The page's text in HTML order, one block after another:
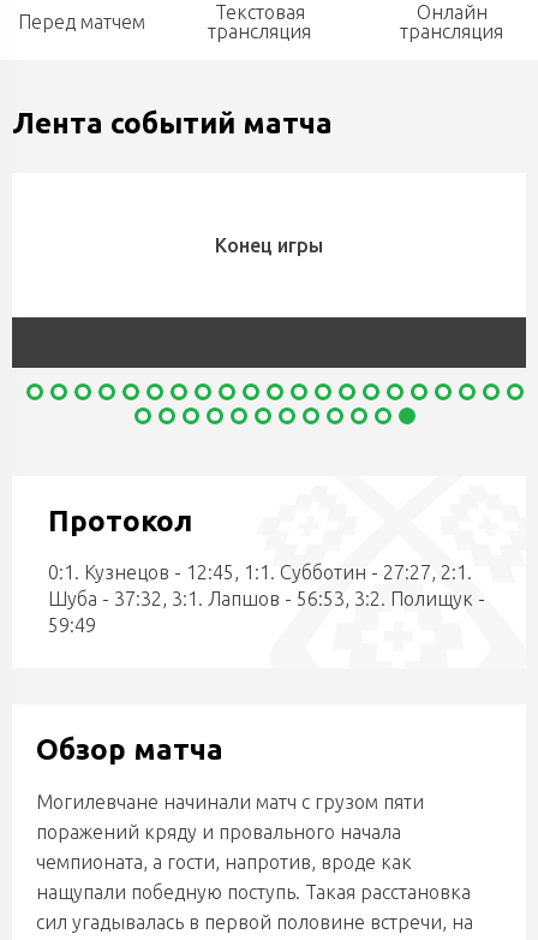
Перед матчем
Текстовая
трансляция
Онлайн
трансляция
Лента событий матча
Конец игры
Протокол
0:1. Кузнецов - 12:45, 1:1. Субботин - 27:27, 2:1.
Шуба - 37:32, 3:1. Лапшов - 56:53, 3:2. Полищук -
59:49
Обзор матча
Могилевчане начинали матч с грузом пяти
поражений кряду и провального начала
чемпионата, а гости, напротив, вроде как
нащупали победную поступь. Такая расстановка
сил угадывалась в первой половине встречи, на